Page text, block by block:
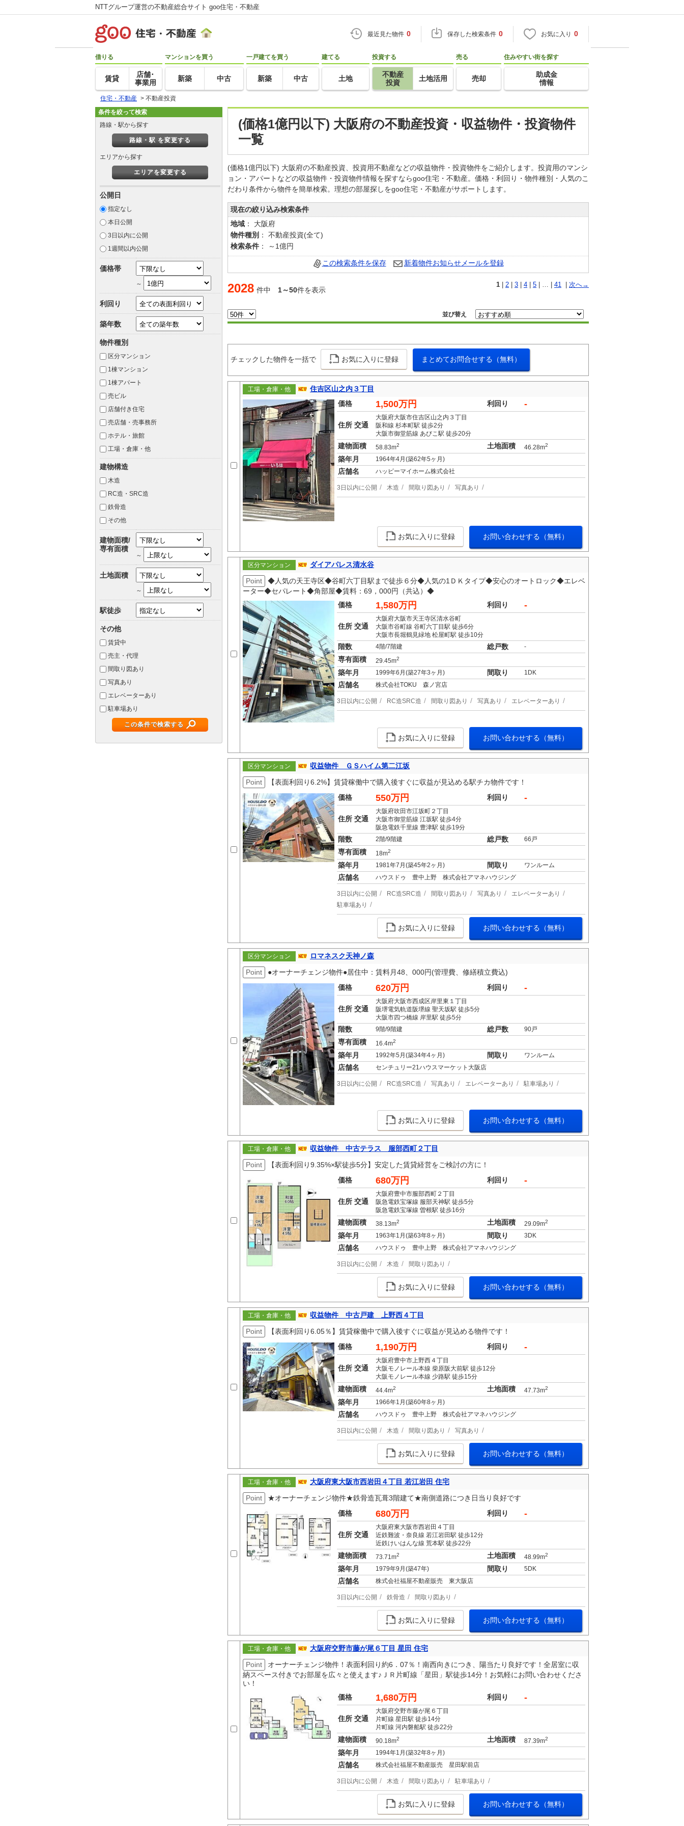
NTTグループ運営の不動産総合サイト goo住宅・不動産
最近見た物件 0 保存した検索条件 0 お気に入り 0
借りる
賃貸
店舗･
事業用
マンションを買う
新築 中古
一戸建てを買う
新築 中古
建てる
土地
投資する
不動産
投資
土地活用
売る
売却
住みやすい街を探す
助成金
情報
住宅・不動産 > 不動産投資
(価格1億円以下) 大阪府の不動産投資・収益物件・投資物件
一覧
(価格1億円以下) 大阪府の不動産投資、投資用不動産などの収益物件・投資物件をご紹介します。投資用のマンシ
ョン・アパートなどの収益物件・投資物件情報を探すならgoo住宅・不動産。価格・利回り・物件種別・人気のこ
だわり条件から物件を簡単検索。理想の部屋探しをgoo住宅・不動産がサポートします。
現在の絞り込み検索条件
地域 ： 大阪府
物件種別 ： 不動産投資(全て)
検索条件 ： ～1億円
この検索条件を保存 新着物件お知らせメールを登録
2028 件中 1～50件を表示
1 2 3 4 5 | … | 41 次へ→
並び替え
チェックした物件を一括で お気に入りに登録 まとめてお問合せする（無料）
工場・倉庫・他
住吉区山之内３丁目
価格
1,500万円 利回り -
住所 交通
大阪府大阪市住吉区山之内３丁目
阪和線 杉本町駅 徒歩2分
大阪市御堂筋線 あびこ駅 徒歩20分
建物面積 58.83m2 土地面積 46.28m2
築年月 1964年4月(築62年5ヶ月)
店舗名 ハッピーマイホーム株式会社
3日以内に公開 木造 間取り図あり 写真あり
お気に入りに登録 お問い合わせする（無料）
区分マンション
ダイアパレス清水谷
Point
◆人気の天王寺区◆谷町六丁目駅まで徒歩６分◆人気の1ＤＫタイプ◆安心のオートロック◆エレベ
ーター◆セパレート◆角部屋◆賃料：69，000円（共込）◆
価格
1,580万円 利回り -
住所 交通
大阪府大阪市天王寺区清水谷町
大阪市谷町線 谷町六丁目駅 徒歩6分
大阪市長堀鶴見緑地 松屋町駅 徒歩10分
階数 4階/7階建 総戸数 -
専有面積 29.45m2
築年月 1999年6月(築27年3ヶ月) 間取り 1DK
店舗名 株式会社TOKU 森ノ宮店
3日以内に公開 RC造SRC造 間取り図あり 写真あり エレベーターあり
お気に入りに登録 お問い合わせする（無料）
区分マンション
収益物件 ＧＳハイム第二江坂
Point
【表面利回り6.2%】賃貸稼働中で購入後すぐに収益が見込める駅チカ物件です！
価格
550万円 利回り -
住所 交通
大阪府吹田市江坂町２丁目
大阪市御堂筋線 江坂駅 徒歩4分
阪急電鉄千里線 豊津駅 徒歩19分
階数 2階/9階建 総戸数 66戸
専有面積 18m2
築年月 1981年7月(築45年2ヶ月) 間取り ワンルーム
店舗名 ハウスドゥ 豊中上野 株式会社アマネハウジング
3日以内に公開 RC造SRC造 間取り図あり 写真あり
エレベーターあり
駐車場あり
お気に入りに登録 お問い合わせする（無料）
区分マンション
ロマネスク天神ノ森
Point
●オーナーチェンジ物件●居住中：賃料月48、000円(管理費、修繕積立費込)
価格
620万円 利回り -
住所 交通
大阪府大阪市西成区岸里東１丁目
阪堺電気軌道阪堺線 聖天坂駅 徒歩5分
大阪市四つ橋線 岸里駅 徒歩5分
階数 9階/9階建 総戸数 90戸
専有面積 16.4m2
築年月 1992年5月(築34年4ヶ月) 間取り ワンルーム
店舗名 センチュリー21ハウスマーケット大阪店
3日以内に公開 RC造SRC造 写真あり エレベーターあり 駐車場あり
お気に入りに登録 お問い合わせする（無料）
工場・倉庫・他
収益物件 中古テラス 服部西町２丁目
Point
【表面利回り9.35%×駅徒歩5分】安定した賃貸経営をご検討の方に！
価格
680万円 利回り -
住所 交通
大阪府豊中市服部西町２丁目
阪急電鉄宝塚線 服部天神駅 徒歩5分
阪急電鉄宝塚線 曽根駅 徒歩16分
建物面積 38.13m2 土地面積 29.09m2
築年月 1963年1月(築63年8ヶ月) 間取り 3DK
店舗名 ハウスドゥ 豊中上野 株式会社アマネハウジング
3日以内に公開 木造 間取り図あり
お気に入りに登録 お問い合わせする（無料）
工場・倉庫・他
収益物件 中古戸建 上野西４丁目
Point
【表面利回り6.05％】賃貸稼働中で購入後すぐに収益が見込める物件です！
価格
1,190万円 利回り -
住所 交通
大阪府豊中市上野西４丁目
大阪モノレール本線 柴原阪大前駅 徒歩12分
大阪モノレール本線 少路駅 徒歩15分
建物面積 44.4m2 土地面積 47.73m2
築年月 1966年1月(築60年8ヶ月)
店舗名 ハウスドゥ 豊中上野 株式会社アマネハウジング
3日以内に公開 木造 間取り図あり 写真あり
お気に入りに登録 お問い合わせする（無料）
工場・倉庫・他
大阪府東大阪市西岩田４丁目 若江岩田 住宅
Point
★オーナーチェンジ物件★鉄骨造瓦葺3階建て★南側道路につき日当り良好です
価格
680万円 利回り -
住所 交通
大阪府東大阪市西岩田４丁目
近鉄難波・奈良線 若江岩田駅 徒歩12分
近鉄けいはんな線 荒本駅 徒歩22分
建物面積 73.71m2 土地面積 48.99m2
築年月 1979年9月(築47年) 間取り 5DK
店舗名 株式会社福屋不動産販売 東大阪店
3日以内に公開 鉄骨造 間取り図あり
お気に入りに登録 お問い合わせする（無料）
工場・倉庫・他
大阪府交野市藤が尾６丁目 星田 住宅
Point
オーナーチェンジ物件！表面利回り約6．07％！南西向きにつき、陽当たり良好です！全居室に収
納スペース付きでお部屋を広々と使えます♪ＪＲ片町線「星田」駅徒歩14分！お気軽にお問い合わせくださ
い！
価格
1,680万円 利回り -
住所 交通
大阪府交野市藤が尾６丁目
片町線 星田駅 徒歩14分
片町線 河内磐船駅 徒歩22分
建物面積 90.18m2 土地面積 87.39m2
築年月 1994年1月(築32年8ヶ月)
店舗名 株式会社福屋不動産販売 星田駅前店
3日以内に公開 木造 間取り図あり 駐車場あり
お気に入りに登録 お問い合わせする（無料）
条件を絞って検索
路線・駅から探す
路線・駅 を変更する
エリアから探す
エリアを変更する
公開日
指定なし
本日公開
3日以内に公開
1週間以内公開
価格帯
～
利回り
築年数
物件種別
区分マンション
1棟マンション
1棟アパート
売ビル
店舗付き住宅
売店舗・売事務所
ホテル・旅館
工場・倉庫・他
建物構造
木造
RC造・SRC造
鉄骨造
その他
建物面積/
専有面積
～
土地面積
～
駅徒歩
その他
賃貸中
売主・代理
間取り図あり
写真あり
エレベーターあり
駐車場あり
この条件で検索する